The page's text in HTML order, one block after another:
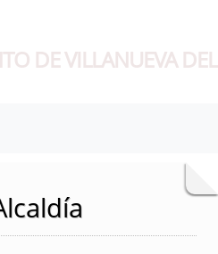
DE VILLANUEVA